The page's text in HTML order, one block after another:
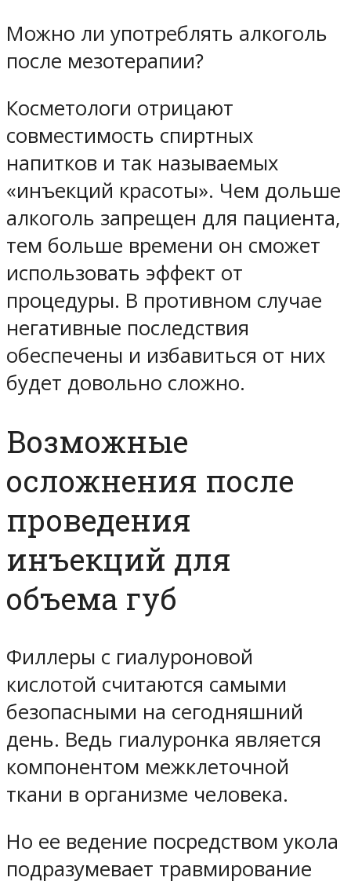
Можно ли употреблять алкоголь
после мезотерапии?
Косметологи отрицают
совместимость спиртных
напитков и так называемых
«инъекций красоты». Чем дольше
алкоголь запрещен для пациента,
тем больше времени он сможет
использовать эффект от
процедуры. В противном случае
негативные последствия
обеспечены и избавиться от них
будет довольно сложно.
Возможные
осложнения после
проведения
инъекций для
объема губ
Филлеры с гиалуроновой
кислотой считаются самыми
безопасными на сегодняшний
день. Ведь гиалуронка является
компонентом межклеточной
ткани в организме человека.
Но ее ведение посредством укола
подразумевает травмирование